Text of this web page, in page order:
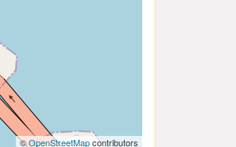
©OpenStreetMapcontributors